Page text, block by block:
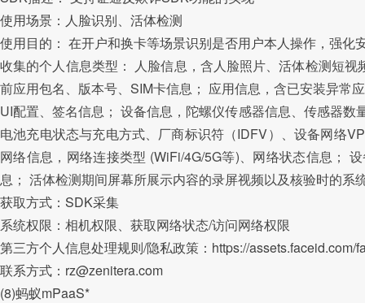
使用场景：人脸识别、活体检测
使用目的： 在开户和换卡等场景识别是否用户本人操作，强化
收集的个人信息类型： 人脸信息，含人脸照片、活体检测短
前应用包名、版本号、SIM卡信息； 应用信息，含已安装异常
UI配置、签名信息； 设备信息，陀螺仪传感器信息、传感器
电池充电状态与充电方式、厂商标识符（IDFV）、设备网络
网络信息，网络连接类型 (WiFi/4G/5G等)、网络状态信息；
息； 活体检测期间屏幕所展示内容的录屏视频以及核验时的系
获取方式：SDK采集
系统权限：相机权限、获取网络状态/访问网络权限
第三方个人信息处理规则/隐私政策：https://
联系方式：rz@zenitera.com
(8)蚂蚁mPaaS*